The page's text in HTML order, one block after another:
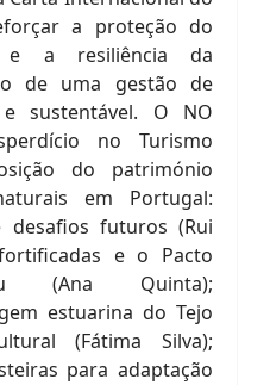
a proteção do
e a resiliência da
de uma gestão de
sustentável. O NO
no Turismo
do património
em Portugal:
desafios futuros (Rui
e o Pacto
(Ana Quinta);
estuarina do Tejo
(Fátima Silva);
para adaptação